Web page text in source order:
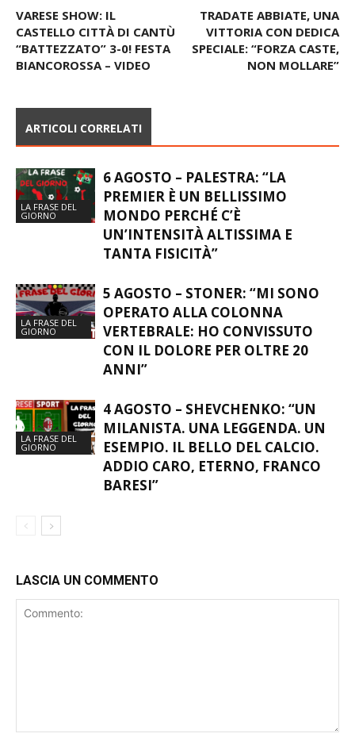
VARESE SHOW: IL
CASTELLO CITTÀ DI CANTÙ
“BATTEZZATO” 3-0! FESTA
BIANCOROSSA – VIDEO
TRADATE ABBIATE, UNA
VITTORIA CON DEDICA
SPECIALE: “FORZA CASTE,
NON MOLLARE”
ARTICOLI CORRELATI
LA FRASE DEL
GIORNO
6 AGOSTO – PALESTRA: “LA
PREMIER È UN BELLISSIMO
MONDO PERCHÉ C’È
UN’INTENSITÀ ALTISSIMA E
TANTA FISICITÀ”
LA FRASE DEL
GIORNO
5 AGOSTO – STONER: “MI SONO
OPERATO ALLA COLONNA
VERTEBRALE: HO CONVISSUTO
CON IL DOLORE PER OLTRE 20
ANNI”
LA FRASE DEL
GIORNO
4 AGOSTO – SHEVCHENKO: “UN
MILANISTA. UNA LEGGENDA. UN
ESEMPIO. IL BELLO DEL CALCIO.
ADDIO CARO, ETERNO, FRANCO
BARESI”
LASCIA UN COMMENTO